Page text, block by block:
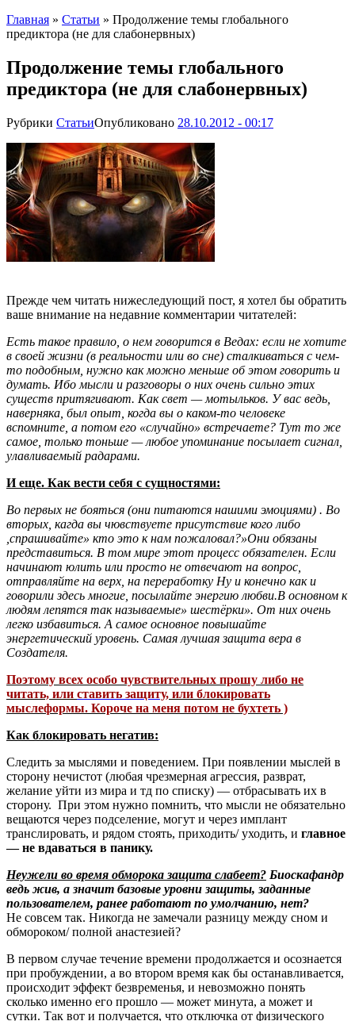
Главная » Статьи » Продолжение темы глобального
предиктора (не для слабонервных)
Продолжение темы глобального
предиктора (не для слабонервных)
Рубрики СтатьиОпубликовано 28.10.2012 - 00:17
Прежде чем читать нижеследующий пост, я хотел бы обратить
ваше внимание на недавние комментарии читателей:
Есть такое правило, о нем говорится в Ведах: если не хотите
в своей жизни (в реальности или во сне) сталкиваться с чем-
то подобным, нужно как можно меньше об этом говорить и
думать. Ибо мысли и разговоры о них очень сильно этих
существ притягивают. Как свет — мотыльков. У вас ведь,
наверняка, был опыт, когда вы о каком-то человеке
вспомните, а потом его «случайно» встречаете? Тут то же
самое, только тоньше — любое упоминание посылает сигнал,
улавливаемый радарами.
И еще. Как вести себя с сущностями:
Во первых не бояться (они питаются нашими эмоциями) . Во
вторых, кагда вы чювствуете присутствие кого либо
,спрашивайте» кто это к нам пожаловал?»Они обязаны
представиться. В том мире этот процесс обязателен. Если
начинают юлить или просто не отвечают на вопрос,
отправляйте на верх, на переработку Ну и конечно как и
говорили здесь многие, посылайте энергию любви.В основном к
людям лепятся так называемые» шестёрки». От них очень
легко избавиться. А самое основное повышайте
энергетический уровень. Самая лучшая защита вера в
Создателя.
Поэтому всех особо чувствительных прошу либо не
читать, или ставить защиту, или блокировать
мыслеформы. Короче на меня потом не бухтеть )
Как блокировать негатив:
Следить за мыслями и поведением. При появлении мыслей в
сторону нечистот (любая чрезмерная агрессия, разврат,
желание уйти из мира и тд по списку) — отбрасывать их в
сторону. При этом нужно помнить, что мысли не обязательно
вещаются через подселение, могут и через имплант
транслировать, и рядом стоять, приходить/ уходить, и главное
— не вдаваться в панику.
Неужели во время обморока защита слабеет? Биоскафандр
ведь жив, а значит базовые уровни защиты, заданные
пользователем, ранее работают по умолчанию, нет?
Не совсем так. Никогда не замечали разницу между сном и
обмороком/ полной анастезией?
В первом случае течение времени продолжается и осознается
при пробуждении, а во втором время как бы останавливается,
происходит эффект безвременья, и невозможно понять
сколько именно его прошло — может минута, а может и
сутки. Так вот и получается, что отключка от физического